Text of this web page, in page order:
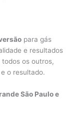
para gás
e resultados
os outros,
o resultado.
São Paulo e